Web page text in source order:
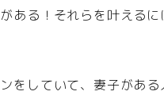
ある！それらを叶えるに
をしていて、妻子があ